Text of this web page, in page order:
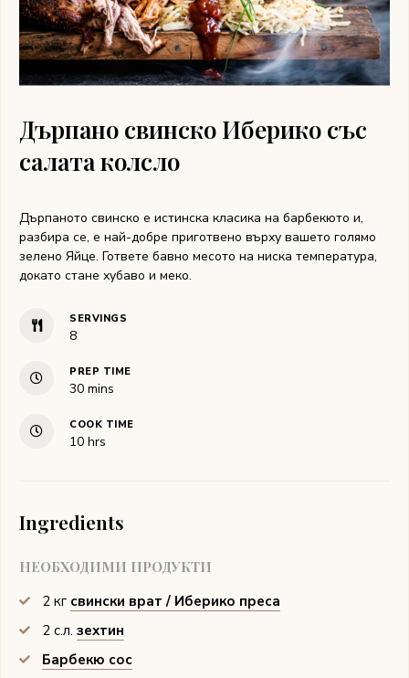
Дърпано свинско Иберико със
салата колсло
Дърпаното свинско е истинска класика на барбекюто и,
разбира се, е най-добре приготвено върху вашето голямо
зелено Яйце. Гответе бавно месото на ниска температура,
докато стане хубаво и меко.
SERVINGS
8
PREP TIME
30minutes
mins
COOK TIME
10hours
hrs
Ingredients
НЕОБХОДИМИ ПРОДУКТИ
2 кг свински врат / Иберико преса
2 с.л. зехтин
Барбекю сос